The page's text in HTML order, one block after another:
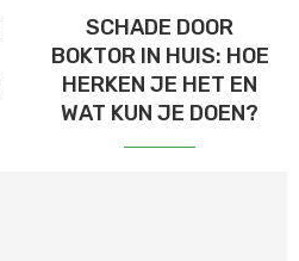
SCHADE DOOR
BOKTOR IN HUIS: HOE
HERKEN JE HET EN
WAT KUN JE DOEN?